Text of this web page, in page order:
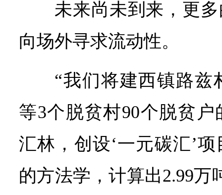
未来尚未到来，更
向场外寻求流动性。
“我们将建西镇路兹
等3个脱贫村90个脱贫户
汇林，创设‘一元碳汇’
的方法学，计算出2.99万